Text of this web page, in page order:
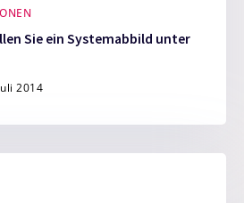
Sie ein Systemabbild unter
2014